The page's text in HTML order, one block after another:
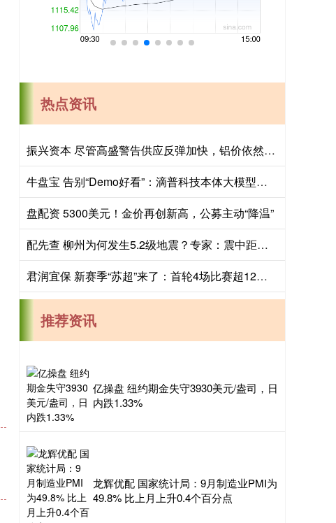
热点资讯
振兴资本 尽管高盛警告供应反弹加快，铝价依然上涨
牛盘宝 告别“Demo好看”：滴普科技本体大模型如何打通企业AI落地的“最后一公里”
盘配资 5300美元！金价再创新高，公募主动“降温”
配先查 柳州为何发生5.2级地震？专家：震中距最近的断层不到5公里，近百年来柳州最大地震
君润宜保 新赛季“苏超”来了：首轮4场比赛超12万人现场观赛
推荐资讯
亿操盘 纽约期金失守3930美元/盎司，日
内跌1.33%
龙辉优配 国家统计局：9月制造业PMI为
49.8% 比上月上升0.4个百分点